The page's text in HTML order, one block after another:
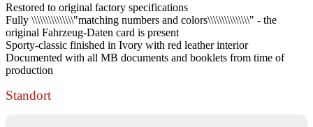
Restored to original factory specifications
Fully \\\\\\\\\\\\\\\"matching numbers and colors\\\\\\\\\\\\\\\" - the
original Fahrzeug-Daten card is present
Sporty-classic finished in Ivory with red leather interior
Documented with all MB documents and booklets from time of
production
Standort